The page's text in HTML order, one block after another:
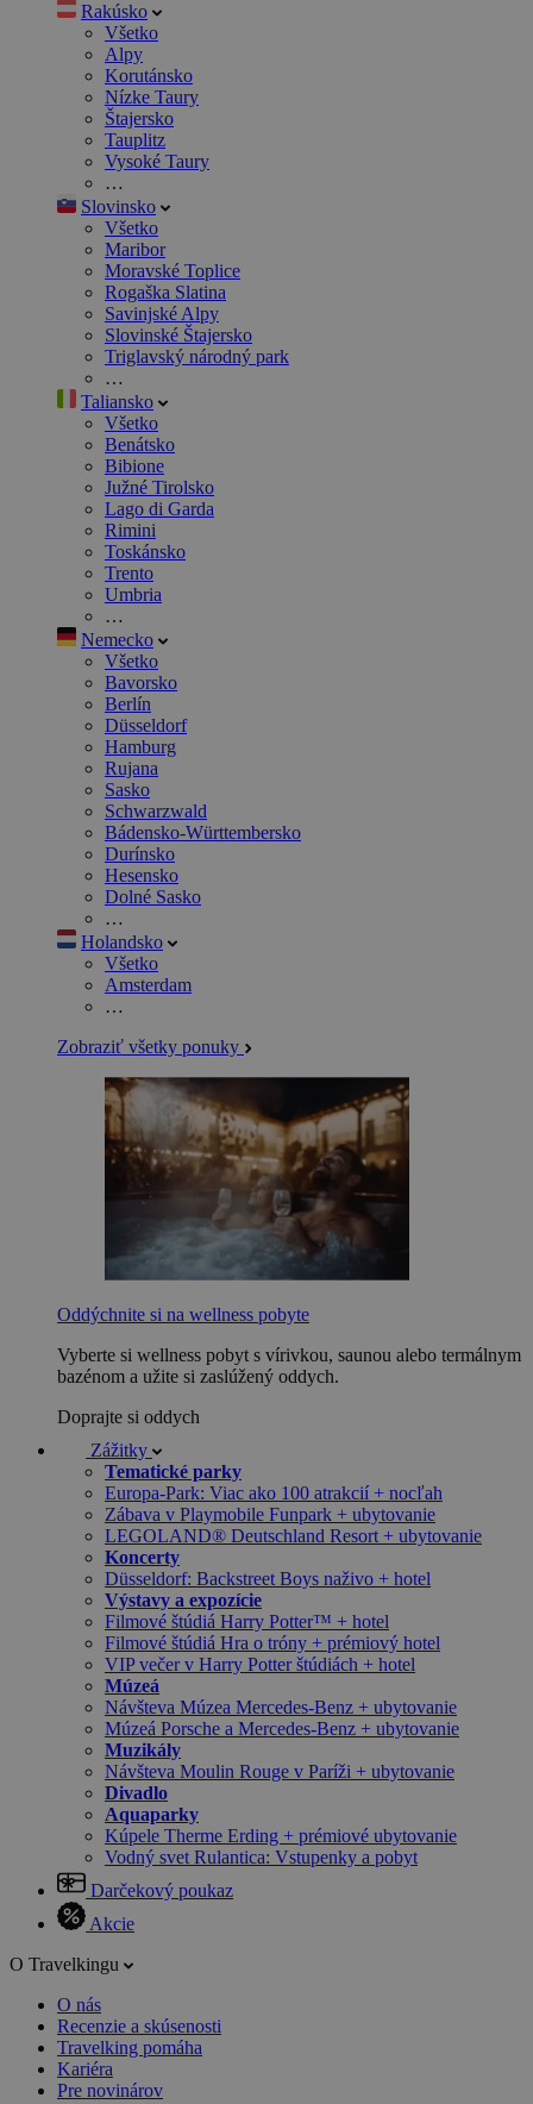
Rakúsko
Všetko
Alpy
Korutánsko
Nízke Taury
Štajersko
Tauplitz
Vysoké Taury
…
Slovinsko
Všetko
Maribor
Moravské Toplice
Rogaška Slatina
Savinjské Alpy
Slovinské Štajersko
Triglavský národný park
…
Taliansko
Všetko
Benátsko
Bibione
Južné Tirolsko
Lago di Garda
Rimini
Toskánsko
Trento
Umbria
…
Nemecko
Všetko
Bavorsko
Berlín
Düsseldorf
Hamburg
Rujana
Sasko
Schwarzwald
Bádensko-Württembersko
Durínsko
Hesensko
Dolné Sasko
…
Holandsko
Všetko
Amsterdam
…
Zobraziť všetky ponuky
Oddýchnite si na wellness pobyte
Vyberte si wellness pobyt s vírivkou, saunou alebo termálnym
bazénom a užite si zaslúžený oddych.
Doprajte si oddych
Zážitky
Tematické parky
Europa-Park: Viac ako 100 atrakcií + nocľah
Zábava v Playmobile Funpark + ubytovanie
LEGOLAND® Deutschland Resort + ubytovanie
Koncerty
Düsseldorf: Backstreet Boys naživo + hotel
Výstavy a expozície
Filmové štúdiá Harry Potter™ + hotel
Filmové štúdiá Hra o tróny + prémiový hotel
VIP večer v Harry Potter štúdiách + hotel
Múzeá
Návšteva Múzea Mercedes-Benz + ubytovanie
Múzeá Porsche a Mercedes-Benz + ubytovanie
Muzikály
Návšteva Moulin Rouge v Paríži + ubytovanie
Divadlo
Aquaparky
Kúpele Therme Erding + prémiové ubytovanie
Vodný svet Rulantica: Vstupenky a pobyt
Darčekový poukaz
Akcie
O Travelkingu
O nás
Recenzie a skúsenosti
Travelking pomáha
Kariéra
Pre novinárov